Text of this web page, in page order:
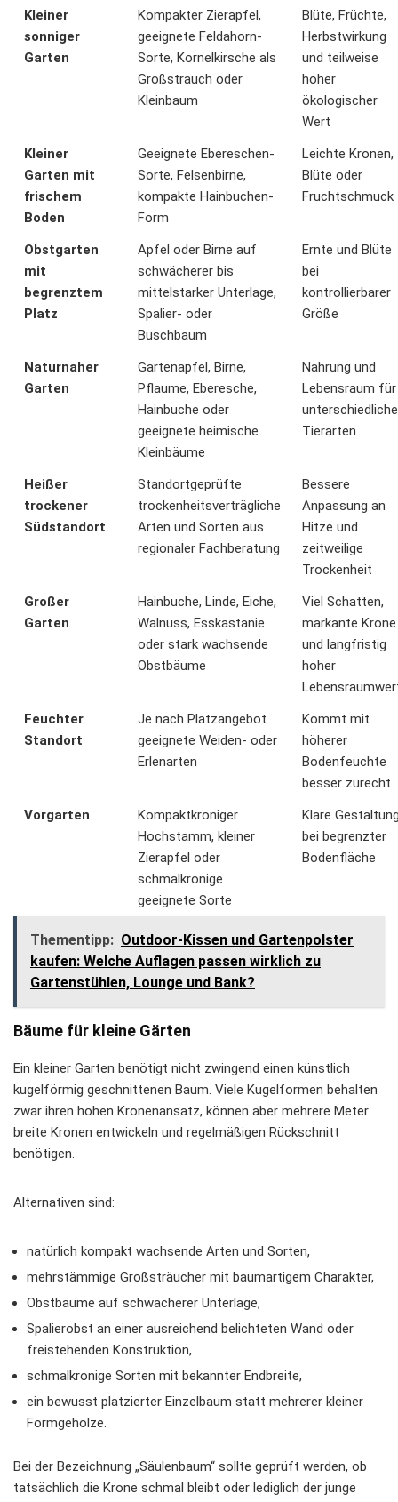
Kleiner
sonniger
Garten
Kompakter Zierapfel,
geeignete Feldahorn-
Sorte, Kornelkirsche als
Großstrauch oder
Kleinbaum
Blüte, Früchte,
Herbstwirkung
und teilweise
hoher
ökologischer
Wert
Kleiner
Garten mit
frischem
Boden
Geeignete Ebereschen-
Sorte, Felsenbirne,
kompakte Hainbuchen-
Form
Leichte Kronen,
Blüte oder
Fruchtschmuck
Obstgarten
mit
begrenztem
Platz
Apfel oder Birne auf
schwächerer bis
mittelstarker Unterlage,
Spalier- oder
Buschbaum
Ernte und Blüte
bei
kontrollierbarer
Größe
Naturnaher
Garten
Gartenapfel, Birne,
Pflaume, Eberesche,
Hainbuche oder
geeignete heimische
Kleinbäume
Nahrung und
Lebensraum für
unterschiedliche
Tierarten
Heißer
trockener
Südstandort
Standortgeprüfte
trockenheitsverträgliche
Arten und Sorten aus
regionaler Fachberatung
Bessere
Anpassung an
Hitze und
zeitweilige
Trockenheit
Großer
Garten
Hainbuche, Linde, Eiche,
Walnuss, Esskastanie
oder stark wachsende
Obstbäume
Viel Schatten,
markante Krone
und langfristig
hoher
Feuchter
Standort
Je nach Platzangebot
geeignete Weiden- oder
Erlenarten
Kommt mit
höherer
Bodenfeuchte
besser zurecht
Vorgarten
Kompaktkroniger
Hochstamm, kleiner
Zierapfel oder
schmalkronige
geeignete Sorte
Klare
bei begrenzter
Bodenfläche
Thementipp: Outdoor-Kissen und Gartenpolster
kaufen: Welche Auflagen passen wirklich zu
Gartenstühlen, Lounge und Bank?
Bäume für kleine Gärten
Ein kleiner Garten benötigt nicht zwingend einen künstlich
kugelförmig geschnittenen Baum. Viele Kugelformen behalten
zwar ihren hohen Kronenansatz, können aber mehrere Meter
breite Kronen entwickeln und regelmäßigen Rückschnitt
benötigen.
Alternativen sind:
natürlich kompakt wachsende Arten und Sorten,
mehrstämmige Großsträucher mit baumartigem Charakter,
Obstbäume auf schwächerer Unterlage,
Spalierobst an einer ausreichend belichteten Wand oder
freistehenden Konstruktion,
schmalkronige Sorten mit bekannter Endbreite,
ein bewusst platzierter Einzelbaum statt mehrerer kleiner
Formgehölze.
Bei der Bezeichnung „Säulenbaum“ sollte geprüft werden, ob
tatsächlich die Krone schmal bleibt oder lediglich der junge